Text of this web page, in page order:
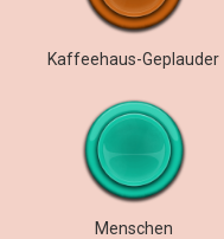
Kaffeehaus-Geplauder
Menschen